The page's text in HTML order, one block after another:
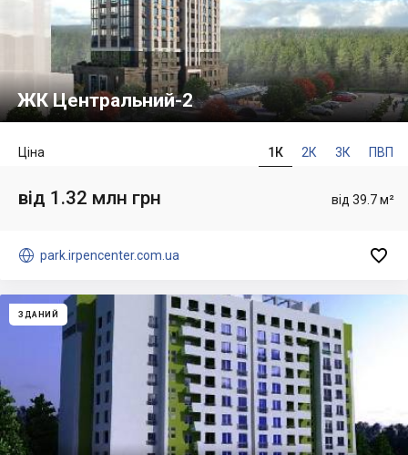
ЖК Центральний-2
1К 2К 3К ПВП
Ціна
від 39.7 м²
від 1.32 млн грн
 park.irpencenter.com.ua 
ЗДАНИЙ